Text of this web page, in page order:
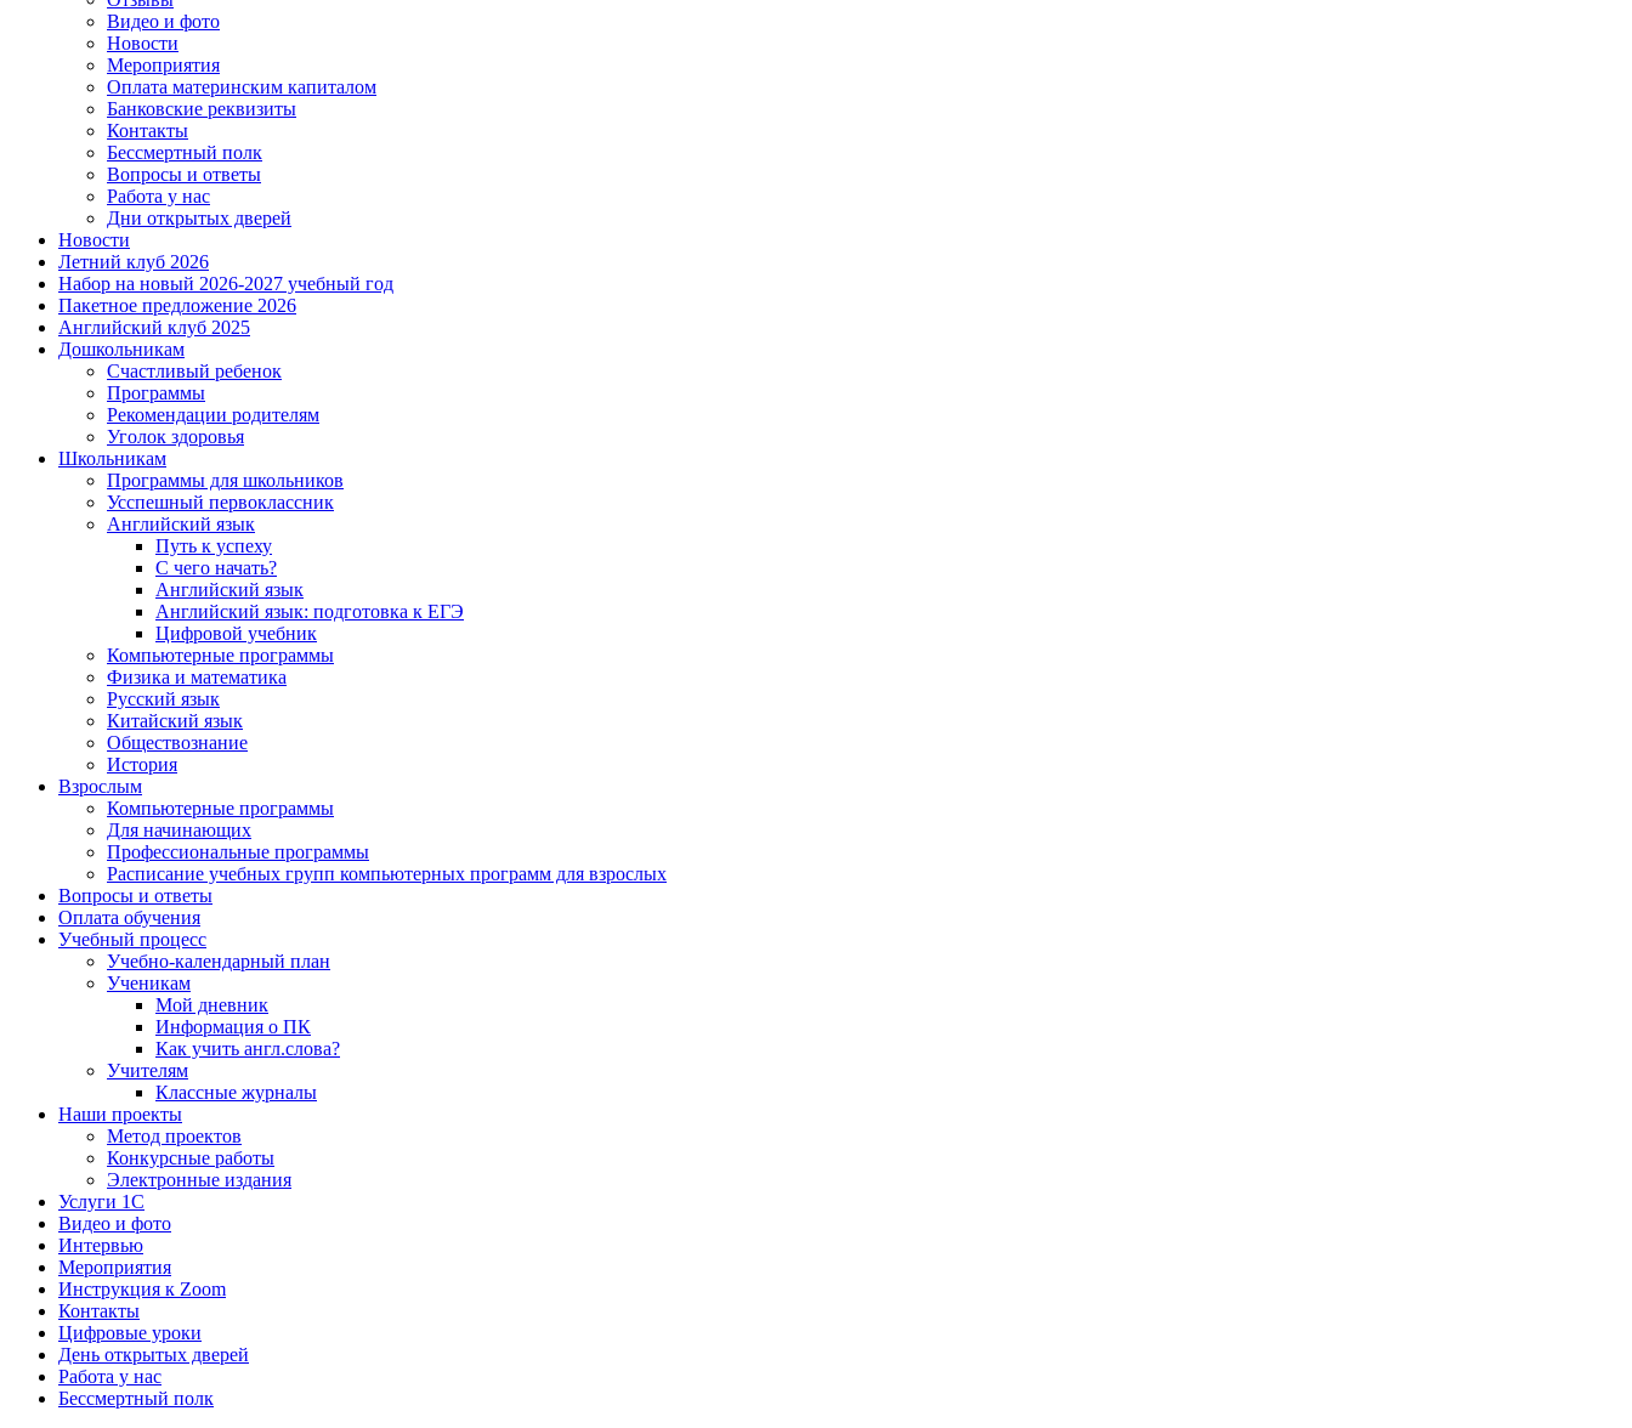
Видео и фото
Новости
Мероприятия
Оплата материнским капиталом
Банковские реквизиты
Контакты
Бессмертный полк
Вопросы и ответы
Работа у нас
Дни открытых дверей
Новости
Летний клуб 2026
Набор на новый 2026-2027 учебный год
Пакетное предложение 2026
Английский клуб 2025
Дошкольникам
Счастливый ребенок
Программы
Рекомендации родителям
Уголок здоровья
Школьникам
Программы для школьников
Усспешный первоклассник
Английский язык
Путь к успеху
С чего начать?
Английский язык
Английский язык: подготовка к ЕГЭ
Цифровой учебник
Компьютерные программы
Физика и математика
Русский язык
Китайский язык
Обществознание
История
Взрослым
Компьютерные программы
Для начинающих
Профессиональные программы
Расписание учебных групп компьютерных программ для взрослых
Вопросы и ответы
Оплата обучения
Учебный процесс
Учебно-календарный план
Ученикам
Мой дневник
Информация о ПК
Как учить англ.слова?
Учителям
Классные журналы
Наши проекты
Метод проектов
Конкурсные работы
Электронные издания
Услуги 1C
Видео и фото
Интервью
Мероприятия
Инструкция к Zoom
Контакты
Цифровые уроки
День открытых дверей
Работа у нас
Бессмертный полк